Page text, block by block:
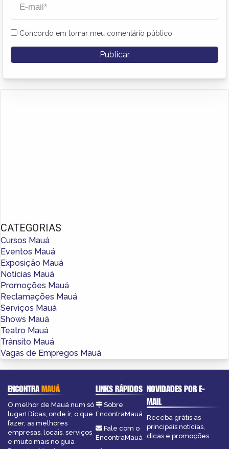
Concordo em tornar meu comentário público
CATEGORIAS
Cursos Mauá
Eventos Mauá
Exposição Mauá
Notícias Mauá
Promoções Mauá
Reclamações Mauá
Serviços Mauá
Shows Mauá
Teatro Mauá
Trânsito Mauá
Vagas de Empregos Mauá
ENCONTRAMAUÁ
O melhor de Mauá num só
lugar! Dicas, onde ir, o que
fazer, as melhores
empresas, locais, serviços
e muito mais no guia
LINKS RÁPIDOS
Sobre
EncontraMauá
Fale com o
EncontraMauá
NOVIDADES POR E-
MAIL
Receba grátis as
principais notícias,
dicas e promoções